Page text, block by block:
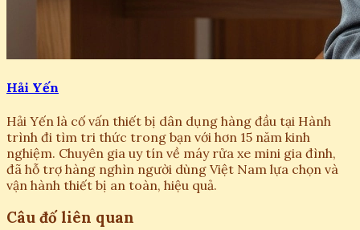
Hải Yến
Hải Yến là cố vấn thiết bị dân dụng hàng đầu tại Hành
trình đi tìm tri thức trong bạn với hơn 15 năm kinh
nghiệm. Chuyên gia uy tín về máy rửa xe mini gia đình,
đã hỗ trợ hàng nghìn người dùng Việt Nam lựa chọn và
vận hành thiết bị an toàn, hiệu quả.
Câu đố liên quan